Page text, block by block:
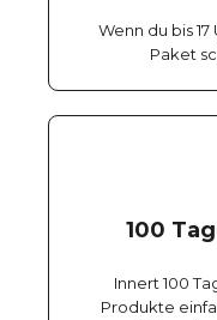
Wenn du bis
Paket
100
Innert 100
Produkte